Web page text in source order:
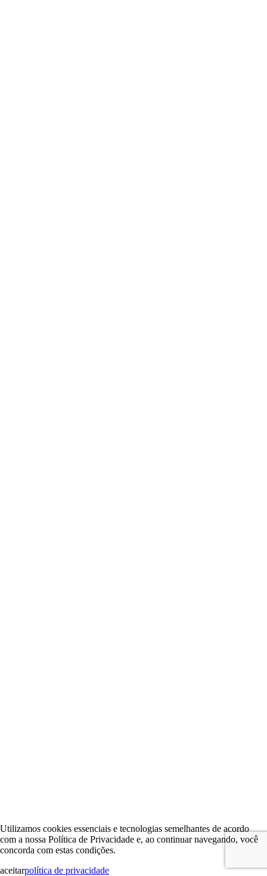
Utilizamos cookies essenciais e tecnologias semelhantes de acordo
com a nossa Política de Privacidade e, ao continuar navegando, você
concorda com estas condições.
aceitarpolítica de privacidade